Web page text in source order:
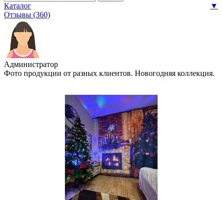
Каталог
▼
Отзывы (360)
Администратор
Фото продукции от разных клиентов. Новогодняя коллекция.